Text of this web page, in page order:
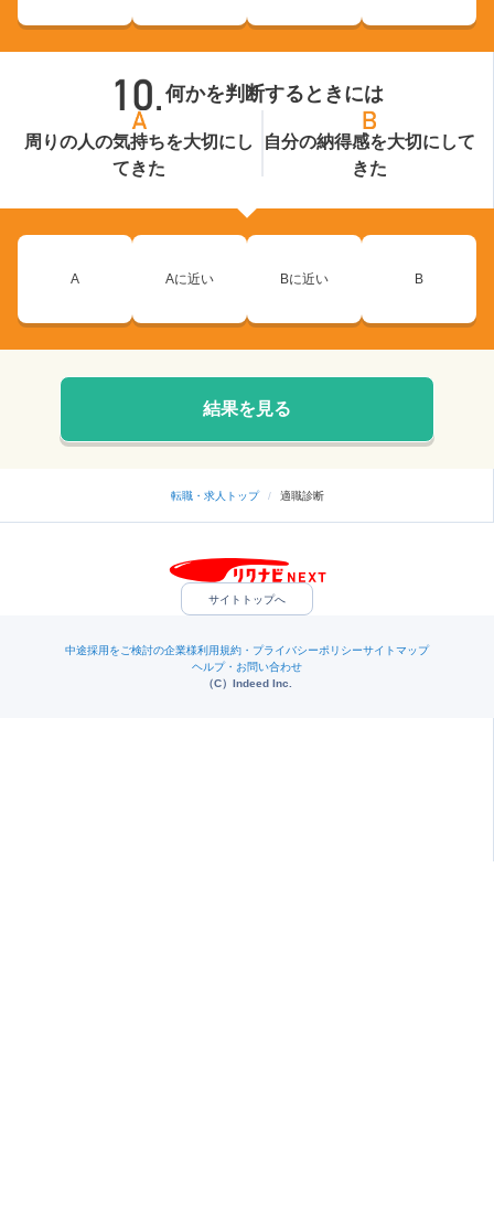
何かを判断するときには
周りの人の気持ちを大切にし
てきた
自分の納得感を大切にして
きた
A Aに近い Bに近い B
結果を見る
転職・求人トップ / 適職診断
サイトトップへ
中途採用をご検討の企業様利用規約・プライバシーポリシーサイトマップ
ヘルプ・お問い合わせ
（C）Indeed Inc.